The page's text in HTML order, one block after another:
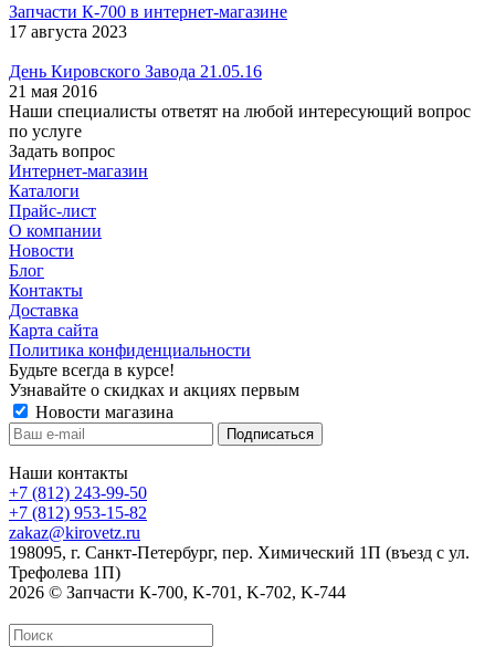
Запчасти К-700 в интернет-магазине
17 августа 2023
День Кировского Завода 21.05.16
21 мая 2016
Наши специалисты ответят на любой интересующий вопрос
по услуге
Задать вопрос
Интернет-магазин
Каталоги
Прайс-лист
О компании
Новости
Блог
Контакты
Доставка
Карта сайта
Политика конфиденциальности
Будьте всегда в курсе!
Узнавайте о скидках и акциях первым
Новости магазина
Наши контакты
+7 (812) 243-99-50
+7 (812) 953-15-82
zakaz@kirovetz.ru
198095, г. Санкт-Петербург, пер. Химический 1П (въезд с ул.
Трефолева 1П)
2026 © Запчасти К-700, K-701, K-702, K-744